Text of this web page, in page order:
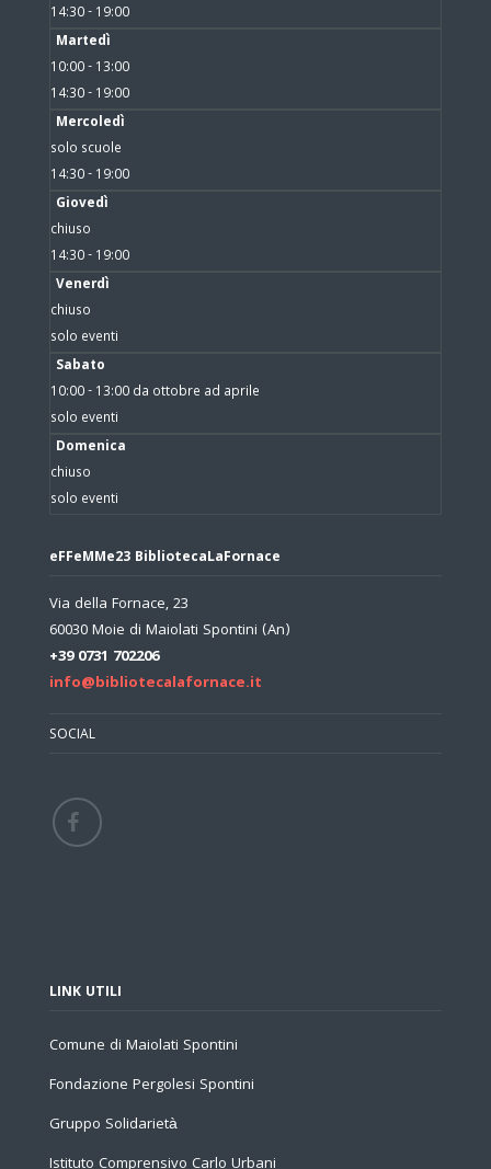
14:30 - 19:00
Martedì
10:00 - 13:00
14:30 - 19:00
Mercoledì
solo scuole
14:30 - 19:00
Giovedì
chiuso
14:30 - 19:00
Venerdì
chiuso
solo eventi
Sabato
10:00 - 13:00 da ottobre ad aprile
solo eventi
Domenica
chiuso
solo eventi
eFFeMMe23 BibliotecaLaFornace
Via della Fornace, 23
60030 Moie di Maiolati Spontini (An)
+39 0731 702206
info@bibliotecalafornace.it
SOCIAL
LINK UTILI
Comune di Maiolati Spontini
Fondazione Pergolesi Spontini
Gruppo Solidarietà